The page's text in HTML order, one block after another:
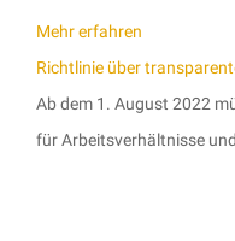
Mehr erfahren
Richtlinie über
Ab dem 1. August 2022
für Arbeitsverhältnisse